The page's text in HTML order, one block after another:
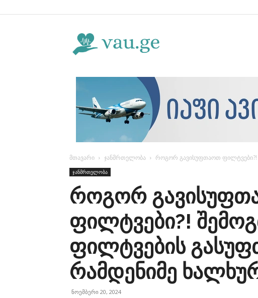
მთავარი ჯანმრთელობა როგორ გავისუფთაოთ ფილტვები?!
ჯანმრთელობა
როგორ
ფილტვები?!
ფილტვების
რამდენიმე
ნოემბერი 20, 2024